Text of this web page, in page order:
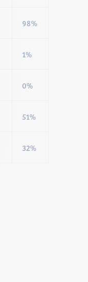
98%
1%
0%
51%
32%